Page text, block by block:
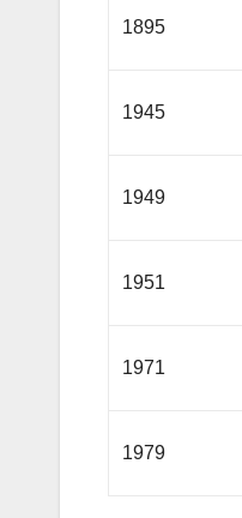
1895
1945
1949
1951
1971
1979